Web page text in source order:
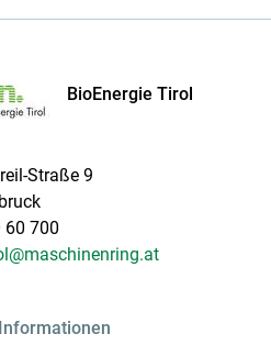
BioEnergie Tirol
Straße 9
60 700